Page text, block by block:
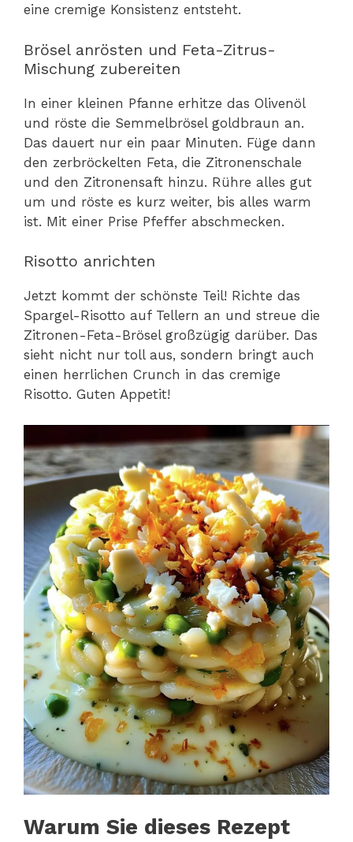
eine cremige Konsistenz entsteht.
Brösel anrösten und Feta-Zitrus-
Mischung zubereiten
In einer kleinen Pfanne erhitze das Olivenöl
und röste die Semmelbrösel goldbraun an.
Das dauert nur ein paar Minuten. Füge dann
den zerbröckelten Feta, die Zitronenschale
und den Zitronensaft hinzu. Rühre alles gut
um und röste es kurz weiter, bis alles warm
ist. Mit einer Prise Pfeffer abschmecken.
Risotto anrichten
Jetzt kommt der schönste Teil! Richte das
Spargel-Risotto auf Tellern an und streue die
Zitronen-Feta-Brösel großzügig darüber. Das
sieht nicht nur toll aus, sondern bringt auch
einen herrlichen Crunch in das cremige
Risotto. Guten Appetit!
Warum Sie dieses Rezept